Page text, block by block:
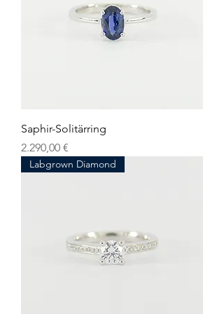
Saphir-Solitärring
Preis
2.290,00 €
Labgrown Diamond